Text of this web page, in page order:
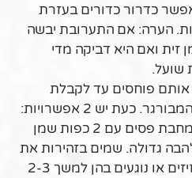
כדרור כדורים בעזרת
הערה: אם התערובת יבשה
זית ואם היא דביקה מדי
שועל.
אותם פוחסים עד לקבלת
כעת יש 2 אפשרויות:
טיגון: מחממים מחבת פסים עם 2 כפות שמן
גדולה. שמים בזהירות את
הקציצות ולא מזיזים או נוגעים בהן למשך 2-3